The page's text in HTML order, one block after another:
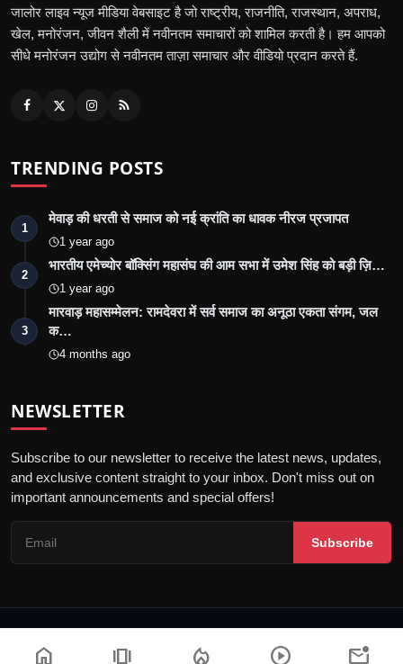
जालोर लाइव न्यूज मीडिया वेबसाइट है जो राष्ट्रीय, राजनीति, राजस्थान, अपराध,
खेल, मनोरंजन, जीवन शैली में नवीनतम समाचारों को शामिल करती है। हम आपको
सीधे मनोरंजन उद्योग से नवीनतम ताज़ा समाचार और वीडियो प्रदान करते हैं.
TRENDING POSTS
1
मेवाड़ की धरती से समाज को नई क्रांति का धावक नीरज प्रजापत
1 year ago
2
भारतीय एमेच्योर बॉक्सिंग महासंघ की आम सभा में उमेश सिंह को बड़ी ज़ि…
1 year ago
3
मारवाड़ महासम्मेलन: रामदेवरा में सर्व समाज का अनूठा एकता संगम, जल
क…
4 months ago
NEWSLETTER
Subscribe to our newsletter to receive the latest news, updates,
and exclusive content straight to your inbox. Don't miss out on
important announcements and special offers!
Subscribe
संपादकीय नीतिनियम और शर्तें पीआर न्यूज़वायर
home amp_stories local_fire_department play_circle mark_email_unread